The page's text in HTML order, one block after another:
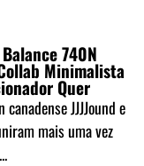
740N
Minimalista
Quer
JJJJound e
mais uma vez